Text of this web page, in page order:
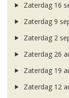
Zaterdag 16
Zaterdag 9
Zaterdag 2
Zaterdag 26
Zaterdag 19
Zaterdag 12